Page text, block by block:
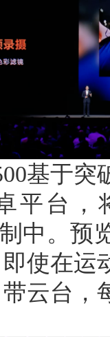
基于突
平台
中。预
使在运
云台，